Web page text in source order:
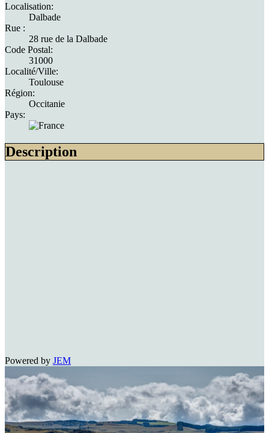
Localisation:
Dalbade
Rue :
28 rue de la Dalbade
Code Postal:
31000
Localité/Ville:
Toulouse
Région:
Occitanie
Pays:
Description
Powered by JEM